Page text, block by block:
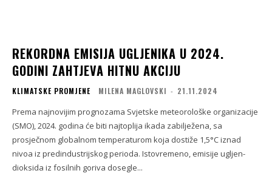
REKORDNA EMISIJA UGLJENIKA U 2024.
GODINI ZAHTJEVA HITNU AKCIJU
KLIMATSKE PROMJENE MILENA MAGLOVSKI - 21.11.2024
Prema najnovijim prognozama Svjetske meteorološke organizacije
(SMO), 2024. godina će biti najtoplija ikada zabilježena, sa
prosječnom globalnom temperaturom koja dostiže 1,5°C iznad
nivoa iz predindustrijskog perioda. Istovremeno, emisije ugljen-
dioksida iz fosilnih goriva dosegle...